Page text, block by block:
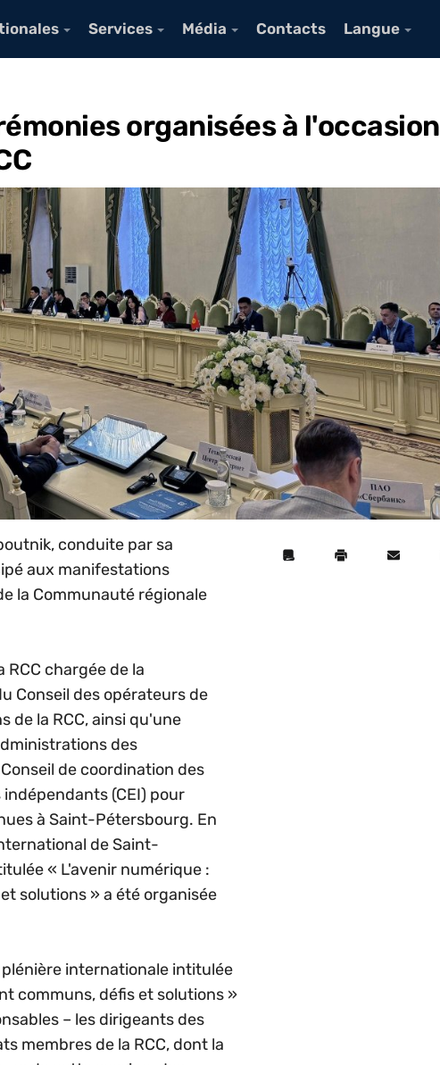
Services Média Contacts Langue
organisées à l'occasion
conduite par sa
aux manifestations
la Communauté régionale
chargée de la
Conseil des opérateurs de
la RCC, ainsi qu'une
des
de coordination des
(CEI) pour
à Saint-Pétersbourg. En
de Saint-
« L'avenir numérique :
solutions » a été organisée
plénière internationale intitulée
communs, défis et solutions »
– les dirigeants des
membres de la RCC, dont la